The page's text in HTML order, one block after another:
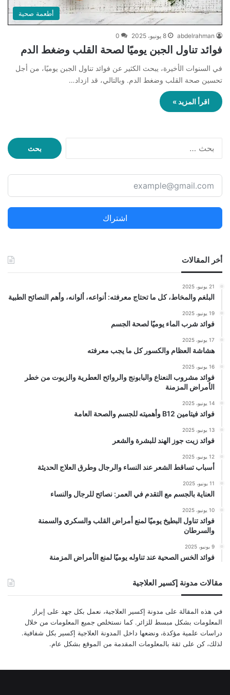
أطعمة صحية
abdelrahman 8 يونيو، 2025 0
فوائد تناول الجبن يوميًا لصحة القلب وضغط الدم
في السنوات الأخيرة، يبحث الكثير عن فوائد تناول الجبن يوميًا، من أجل
تحسين صحة القلب وضغط الدم. وبالتالي، قد ازداد…
اقرأ المزيد »
ح
ع
ن
اشتراك
أخر المقالات
21 يونيو، 2025
البلغم والمخاط، كل ما تحتاج معرفته: أنواعه، ألوانه، وأهم النصائح الطبية
19 يونيو، 2025
فوائد شرب الماء يوميًا لصحة الجسم
17 يونيو، 2025
هشاشة العظام والكسور كل ما يجب معرفته
16 يونيو، 2025
فوائد مشروب النعناع والبابونج والروائح العطرية والزيوت من خطر
الأمراض المزمنة
14 يونيو، 2025
فوائد فيتامين B12 وأهميته للجسم والصحة العامة
13 يونيو، 2025
فوائد زيت جوز الهند للبشرة والشعر
12 يونيو، 2025
أسباب تساقط الشعر عند النساء والرجال وطرق العلاج الحديثة
11 يونيو، 2025
العناية بالجسم مع التقدم في العمر: نصائح للرجال والنساء
10 يونيو، 2025
فوائد تناول البطيخ يوميًا لمنع أمراض القلب والسكري والسمنة
والسرطان
9 يونيو، 2025
فوائد الخس الصحية عند تناوله يوميًا لمنع الأمراض المزمنة
مقالات مدونة إكسير العلاجية
في هذه المقالة على مدونة إكسير العلاجية، نعمل بكل جهد على إبراز
المعلومات بشكل مبسط للزائر. كما نستخلص جميع المعلومات من خلال
دراسات علمية مؤكدة، ونضعها داخل المدونة العلاجية إكسير بكل شفافية.
لذلك، كن على ثقة بالمعلومات المقدمة من الموقع بشكل عام.